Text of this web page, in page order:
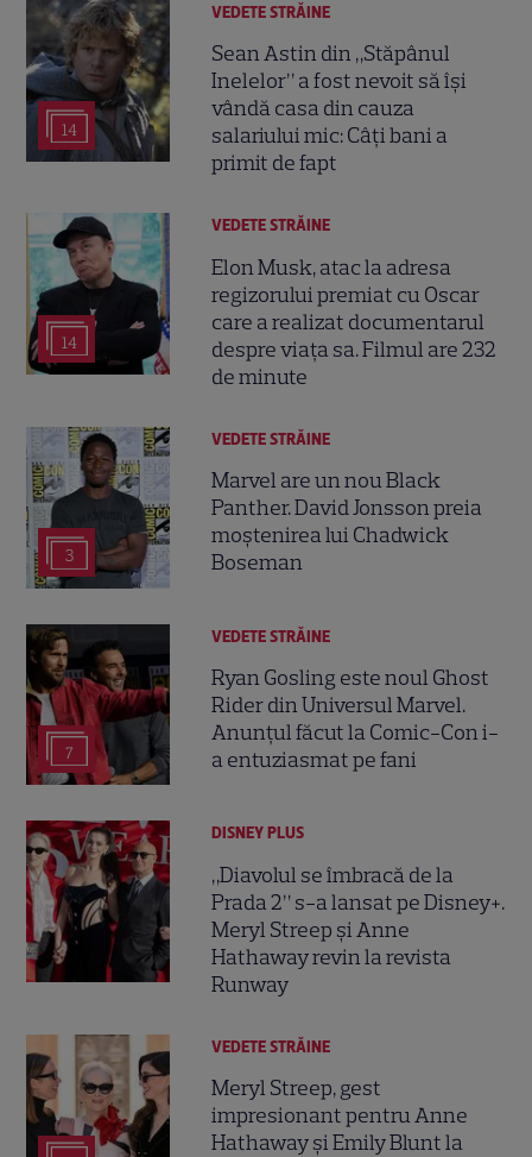
14
VEDETE STRĂINE
Sean Astin din „Stăpânul
Inelelor” a fost nevoit să își
vândă casa din cauza
salariului mic: Câți bani a
primit de fapt
14
VEDETE STRĂINE
Elon Musk, atac la adresa
regizorului premiat cu Oscar
care a realizat documentarul
despre viața sa. Filmul are 232
de minute
3
VEDETE STRĂINE
Marvel are un nou Black
Panther. David Jonsson preia
moștenirea lui Chadwick
Boseman
7
VEDETE STRĂINE
Ryan Gosling este noul Ghost
Rider din Universul Marvel.
Anunțul făcut la Comic-Con i-
a entuziasmat pe fani
DISNEY PLUS
„Diavolul se îmbracă de la
Prada 2” s-a lansat pe Disney+.
Meryl Streep și Anne
Hathaway revin la revista
Runway
VEDETE STRĂINE
Meryl Streep, gest
impresionant pentru Anne
Hathaway și Emily Blunt la